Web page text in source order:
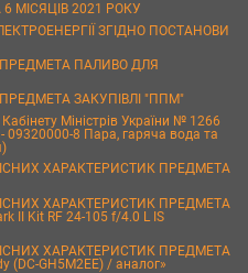
МІСЯЦІВ 2021 РОКУ
ЗГІДНО ПОСТАНОВИ
ПАЛИВО ДЛЯ
ЗАКУПІВЛІ "ППМ"
Міністрів України № 1266
09320000-8 Пара, гаряча вода та
ХАРАКТЕРИСТИК ПРЕДМЕТА
ХАРАКТЕРИСТИК ПРЕДМЕТА
II Kit RF 24-105 f/4.0 L IS
ХАРАКТЕРИСТИК ПРЕДМЕТА
(DC-GH5M2EE) / аналог»